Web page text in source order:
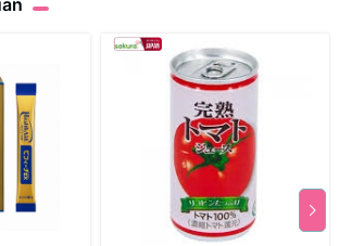
Cetanol, soap base, cha extract, ethanol,
polyquaternium-7, sáp mật ong, EDTA-
4Na, ethylparaben, hương liệu.
Gel
130G